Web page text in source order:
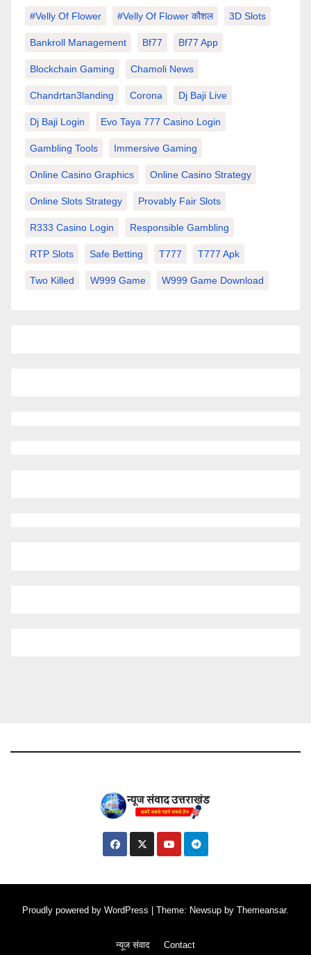
#velly Of Flower #velly Of Flower कौशल 3D Slots
Bankroll Management Bf77 Bf77 App
Blockchain Gaming Chamoli News
Chandrtan3landing Corona Dj Baji Live
Dj Baji Login Evo Taya 777 Casino Login
Gambling Tools Immersive Gaming
Online Casino Graphics Online Casino Strategy
Online Slots Strategy Provably Fair Slots
R333 Casino Login Responsible Gambling
RTP Slots Safe Betting T777 T777 Apk
Two Killed W999 Game W999 Game Download
Proudly powered by WordPress Theme: Newsup by Themeansar.
न्यूज संवाद Contact